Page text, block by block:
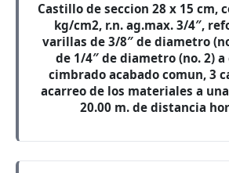
Castillo de seccion 28 x 15 cm,
kg/cm2, r.n. ag.max. 3/4″,
varillas de 3/8″ de diametro
de 1/4″ de diametro (no. 2) a
cimbrado acabado comun, 3
acarreo de los materiales a
20.00 m. de distancia